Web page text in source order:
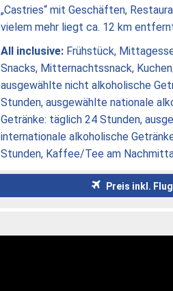
„Castries“ mit Geschäften,
vielem mehr liegt ca. 12 km
All inclusive: Frühstück,
Snacks, Mitternachtssnack,
ausgewählte nicht alkoholische
Stunden, ausgewählte nationale
Getränke: täglich 24 Stunden,
internationale alkoholische
Stunden, Kaffee/Tee am
Preis inkl. Flug